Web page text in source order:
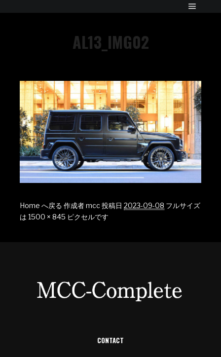
AL13_IMG02
Home へ戻る 作成者mcc投稿日 2023-09-08 フルサイズ
は 1500 × 845 ピクセルです
CONTACT